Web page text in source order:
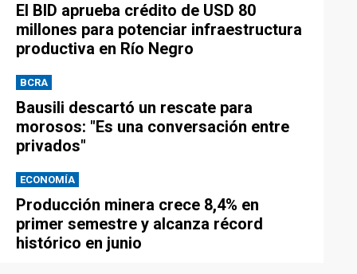
El BID aprueba crédito de USD 80
millones para potenciar infraestructura
productiva en Río Negro
BCRA
Bausili descartó un rescate para
morosos: "Es una conversación entre
privados"
ECONOMÍA
Producción minera crece 8,4% en
primer semestre y alcanza récord
histórico en junio